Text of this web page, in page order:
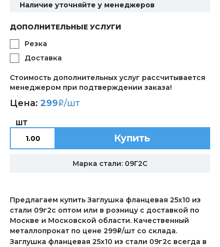
Наличие уточняйте у менеджеров
ДОПОЛНИТЕЛЬНЫЕ УСЛУГИ
Резка
Доставка
Стоимость дополнительных услуг рассчитывается
менеджером при подтверждении заказа!
Цена: 299i/шт
ШТ
Купить
Марка стали: 09Г2С
Предлагаем купить Заглушка фланцевая 25х10 из
стали 09г2с оптом или в розницу с доставкой по
Москве и Московской области. Качественный
металлопрокат по цене 299i/шт со склада.
Заглушка фланцевая 25х10 из стали 09г2с всегда в